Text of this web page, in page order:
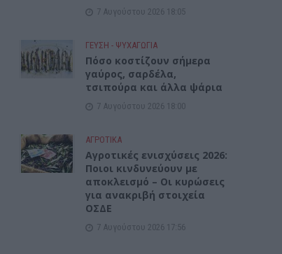
7 Αυγούστου 2026 18:05
ΓΕΎΣΗ - ΨΥΧΑΓΩΓΊΑ
Πόσο κοστίζουν σήμερα
γαύρος, σαρδέλα,
τσιπούρα και άλλα ψάρια
7 Αυγούστου 2026 18:00
ΑΓΡΟΤΙΚΑ
Αγροτικές ενισχύσεις 2026:
Ποιοι κινδυνεύουν με
αποκλεισμό – Οι κυρώσεις
για ανακριβή στοιχεία
ΟΣΔΕ
7 Αυγούστου 2026 17:56